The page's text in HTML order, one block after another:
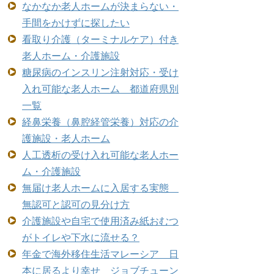
なかなか老人ホームが決まらない・
手間をかけずに探したい
看取り介護（ターミナルケア）付き
老人ホーム・介護施設
糖尿病のインスリン注射対応・受け
入れ可能な老人ホーム 都道府県別
一覧
経鼻栄養（鼻腔経管栄養）対応の介
護施設・老人ホーム
人工透析の受け入れ可能な老人ホー
ム・介護施設
無届け老人ホームに入居する実態
無認可と認可の見分け方
介護施設や自宅で使用済み紙おむつ
がトイレや下水に流せる？
年金で海外移住生活マレーシア 日
本に居るより幸せ ジョブチューン